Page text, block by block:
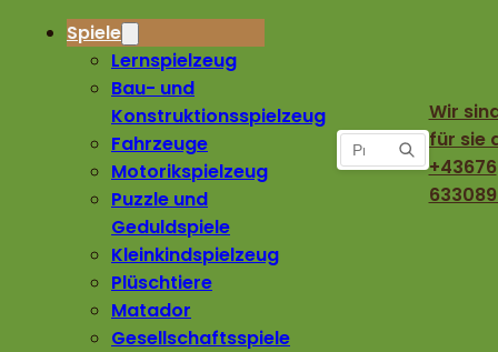
Spiele
Lernspielzeug
Bau- und
Konstruktionsspielzeug
Fahrzeuge
Motorikspielzeug
Puzzle und
Geduldspiele
Kleinkindspielzeug
Plüschtiere
Matador
Gesellschaftsspiele
Wir
für sie
+43676